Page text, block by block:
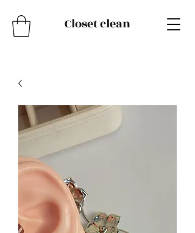
Closet clean